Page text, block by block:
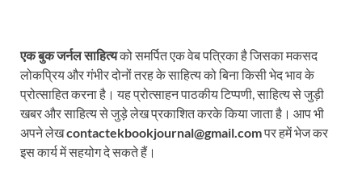
एक बुक जर्नल साहित्यको समर्पित एक वेब पत्रिका है जिसका मकसद
लोकप्रिय और गंभीर दोनों तरह के साहित्य को बिना किसी भेद भाव के
प्रोत्साहित करना है। यह प्रोत्साहन पाठकीय टिप्पणी, साहित्य से जुड़ी
खबर और साहित्य से जुड़े लेख प्रकाशित करके किया जाता है। आप भी
अपने लेखcontactekbookjournal@gmail.comपर हमें भेज कर
इस कार्य में सहयोग दे सकते हैं।